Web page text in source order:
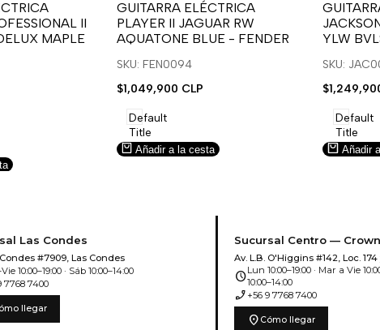
II
MAPLE
para
usar
la
lista
deseos.
para
usar
Compare
GUITARRA ELÉCTRICA
PLAYER II JAGUAR RW
AQUATONE BLUE - FENDER
SKU: FEN0094
Precio
venta
$1,049,900 CLP
Default
Title
Añadir a la cesta
para
usar
la
lista
deseos.
para
usar
YLW
SKU:
Precio
venta
Default
Title
Añadir
Las Condes
#7909, Las Condes
10:00–19:00 · Sáb 10:00–14:00
7768 7400
llegar
Sucursal Centro —
Av. L.B. O'Higgins #142, Loc. 174
scheduleLun 10:00–19:00 · Mar a Vie
10:00–14:00
phone_enabled +56 9 7768 7400
location_on Cómo llegar